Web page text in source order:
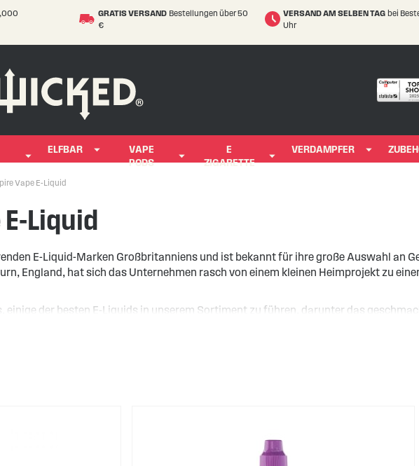
GRATIS VERSAND Bestellungen über 50
€
VERSAND AM SELBEN TAG bei
Uhr
ELFBAR
VAPE
PODS
E
ZIGARETTE
VERDAMPFER
Vape E-Liquid
Liquid
E-Liquid-Marken Großbritanniens und ist bekannt für ihre große Auswahl an
England, hat sich das Unternehmen rasch von einem kleinen Heimprojekt zu
einige der besten E-Liquids in unserem Sortiment zu führen, darunter das